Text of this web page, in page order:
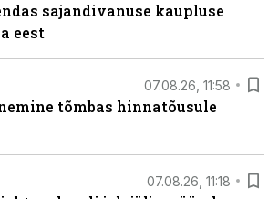
sajandivanuse kaupluse
eest
07.08.26, 11:58
tõmbas hinnatõusule
07.08.26, 11:18